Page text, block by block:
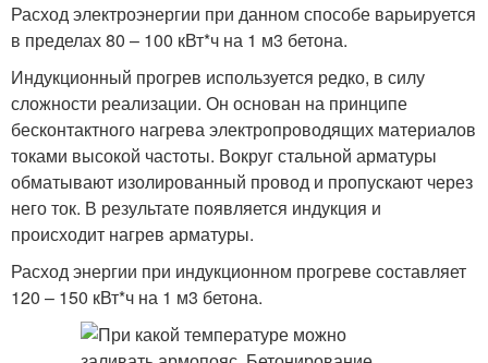
Расход электроэнергии при данном способе варьируется
в пределах 80 – 100 кВт*ч на 1 м3 бетона.
Индукционный прогрев используется редко, в силу
сложности реализации. Он основан на принципе
бесконтактного нагрева электропроводящих материалов
токами высокой частоты. Вокруг стальной арматуры
обматывают изолированный провод и пропускают через
него ток. В результате появляется индукция и
происходит нагрев арматуры.
Расход энергии при индукционном прогреве составляет
120 – 150 кВт*ч на 1 м3 бетона.